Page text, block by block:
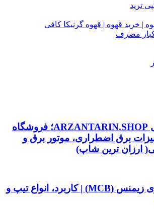
ترید
| خرید قهوه | قهوه گرنیکا کافی
مصرف
افتتاح رسمی ARZANTARIN.SHOP؛ فروشگاه
برق اضطراری، موتور برق و
ارزان ترین شاپ)
کلید مینیاتوری زیمنس (MCB) | کاربرد، انواع تیپ و